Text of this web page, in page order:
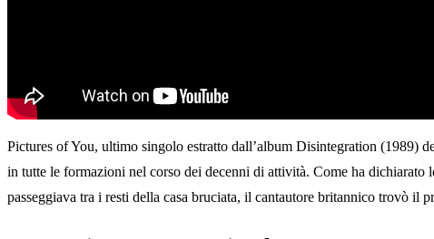
Pictures of You, ultimo singolo estratto dall’album Disintegration (1989)
in tutte le formazioni nel corso dei decenni di attività. Come ha dichiarato
passeggiava tra i resti della casa bruciata, il cantautore britannico trovò